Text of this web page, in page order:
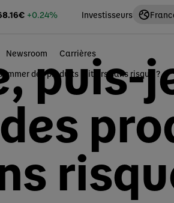
Newsroom Carrières
€ +0.24% Investisseurs
des produits laitiers sans risque ?
puis-